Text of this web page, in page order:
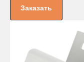
Заказать